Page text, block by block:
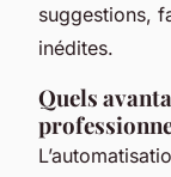
suggestions,
inédites.
Quels